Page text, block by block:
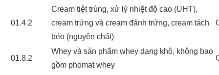
01.4.2
Cream tiệt trùng, xử lý nhiệt độ cao (UHT),
cream trứng và cream đánh trứng, cream tách
béo (nguyên chất)
01.8.2
Whey và sản phẩm whey dạng khô, không bao
gồm phomat whey